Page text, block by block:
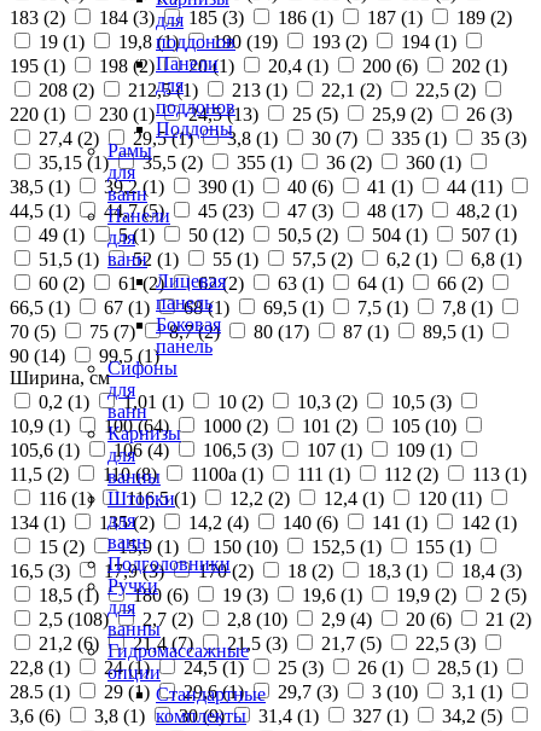
для
поддонов
Панели
для
поддонов
Поддоны
Рамы
для
ванн
Панели
для
ванн
Лицевая
панель
Боковая
панель
Сифоны
для
ванн
Карнизы
для
ванны
Шторки
для
ванн
Подголовники
Ручки
для
ванны
Гидромассажные
опции
Стандартные
комплекты
183 (2) 184 (3) 185 (3) 186 (1) 187 (1) 189 (2)
19 (1) 19,8 (1) 190 (19) 193 (2) 194 (1)
195 (1) 198 (2) 20 (1) 20,4 (1) 200 (6) 202 (1)
208 (2) 212,5 (1) 213 (1) 22,1 (2) 22,5 (2)
220 (1) 230 (1) 24,5 (13) 25 (5) 25,9 (2) 26 (3)
27,4 (2) 29,5 (1) 3,8 (1) 30 (7) 335 (1) 35 (3)
35,15 (1) 35,5 (2) 355 (1) 36 (2) 360 (1)
38,5 (1) 39,2 (1) 390 (1) 40 (6) 41 (1) 44 (11)
44,5 (1) 44,7 (5) 45 (23) 47 (3) 48 (17) 48,2 (1)
49 (1) 5 (1) 50 (12) 50,5 (2) 504 (1) 507 (1)
51,5 (1) 52 (1) 55 (1) 57,5 (2) 6,2 (1) 6,8 (1)
60 (2) 61 (2) 62 (2) 63 (1) 64 (1) 66 (2)
66,5 (1) 67 (1) 68 (1) 69,5 (1) 7,5 (1) 7,8 (1)
70 (5) 75 (7) 8,7 (2) 80 (17) 87 (1) 89,5 (1)
90 (14) 99,5 (1)
Ширина, см
0,2 (1) 1,01 (1) 10 (2) 10,3 (2) 10,5 (3)
10,9 (1) 100 (64) 1000 (2) 101 (2) 105 (10)
105,6 (1) 106 (4) 106,5 (3) 107 (1) 109 (1)
11,5 (2) 110 (8) 1100а (1) 111 (1) 112 (2) 113 (1)
116 (1) 116,5 (1) 12,2 (2) 12,4 (1) 120 (11)
134 (1) 135 (2) 14,2 (4) 140 (6) 141 (1) 142 (1)
15 (2) 15,9 (1) 150 (10) 152,5 (1) 155 (1)
16,5 (3) 17,9 (3) 170 (2) 18 (2) 18,3 (1) 18,4 (3)
18,5 (1) 180 (6) 19 (3) 19,6 (1) 19,9 (2) 2 (5)
2,5 (108) 2,7 (2) 2,8 (10) 2,9 (4) 20 (6) 21 (2)
21,2 (6) 21,4 (7) 21,5 (3) 21,7 (5) 22,5 (3)
22,8 (1) 24 (1) 24,5 (1) 25 (3) 26 (1) 28,5 (1)
28.5 (1) 29 (1) 29,6 (1) 29,7 (3) 3 (10) 3,1 (1)
3,6 (6) 3,8 (1) 30 (9) 31,4 (1) 327 (1) 34,2 (5)